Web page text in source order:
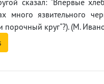
сказал: "Впервые
много язвительного
круг"?). (М.